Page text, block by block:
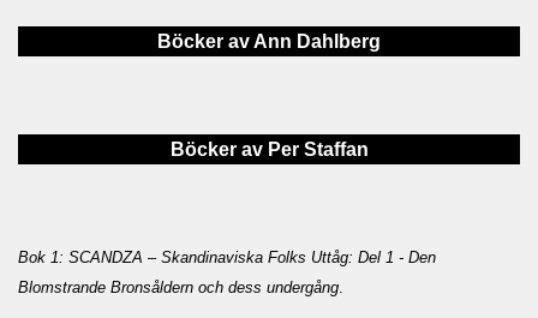
Böcker av Ann Dahlberg
Böcker av Per Staffan
Bok 1: SCANDZA – Skandinaviska Folks Uttåg: Del 1 - Den
Blomstrande Bronsåldern och dess undergång.